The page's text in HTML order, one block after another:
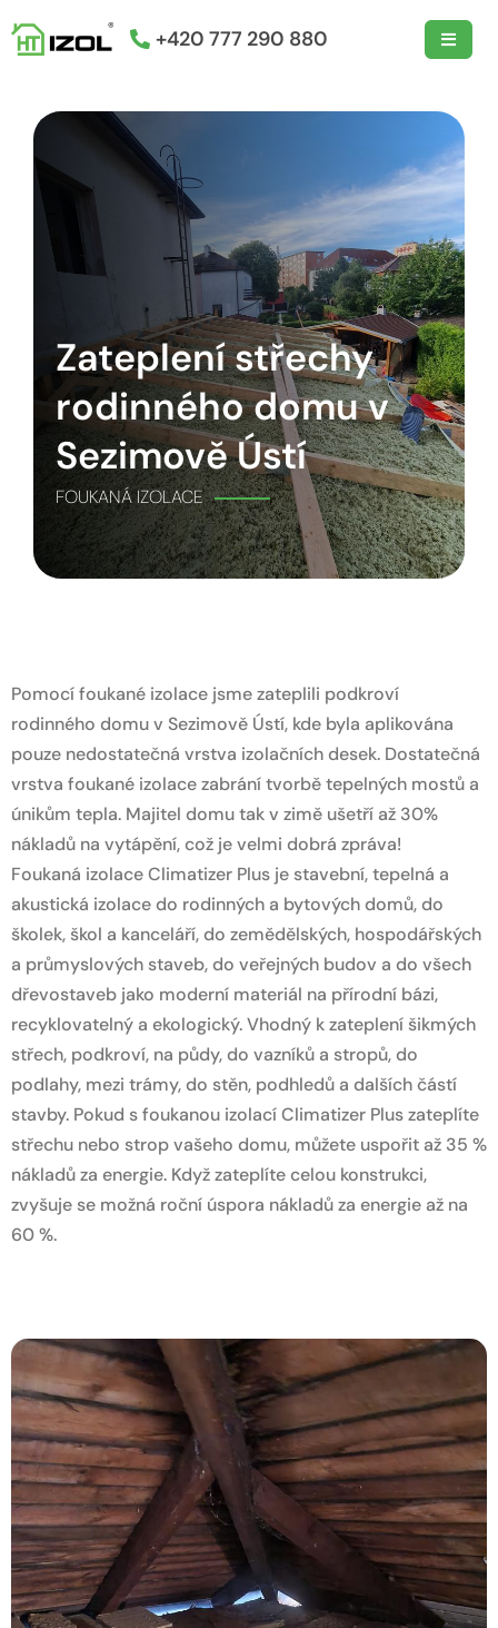
+420 777 290 880
Zateplení střechy
rodinného domu v
Sezimově Ústí
FOUKANÁ IZOLACE
Pomocí foukané izolace jsme zateplili podkroví
rodinného domu v Sezimově Ústí, kde byla aplikována
pouze nedostatečná vrstva izolačních desek. Dostatečná
vrstva foukané izolace zabrání tvorbě tepelných mostů a
únikům tepla. Majitel domu tak v zimě ušetří až 30%
nákladů na vytápění, což je velmi dobrá zpráva!
Foukaná izolace Climatizer Plus je stavební, tepelná a
akustická izolace do rodinných a bytových domů, do
školek, škol a kanceláří, do zemědělských, hospodářských
a průmyslových staveb, do veřejných budov a do všech
dřevostaveb jako moderní materiál na přírodní bázi,
recyklovatelný a ekologický. Vhodný k zateplení šikmých
střech, podkroví, na půdy, do vazníků a stropů, do
podlahy, mezi trámy, do stěn, podhledů a dalších částí
stavby. Pokud s foukanou izolací Climatizer Plus zateplíte
střechu nebo strop vašeho domu, můžete uspořit až 35 %
nákladů za energie. Když zateplíte celou konstrukci,
zvyšuje se možná roční úspora nákladů za energie až na
60 %.